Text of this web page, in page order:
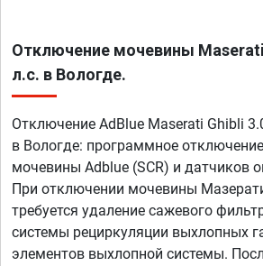
Отключение мочевины Maserati
л.с. в Вологде.
Отключение AdBlue Maserati Ghibli
в Вологде: программное
мочевины Adblue (SCR) и датчиков
При отключении мочевины
требуется удаление сажевого
системы рециркуляции выхлопных
элементов выхлопной системы.